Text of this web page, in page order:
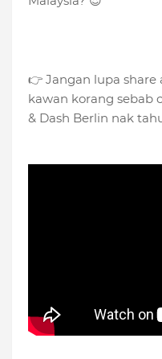
👉 Jangan lupa
kawan korang sebab
& Dash Berlin nak